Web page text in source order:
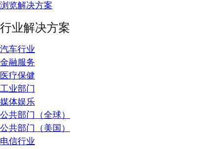
浏览解决方案
行业解决方案
汽车行业
金融服务
医疗保健
工业部门
媒体娱乐
公共部门（全球）
公共部门（美国）
电信行业